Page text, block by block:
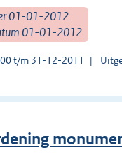
01-01-2012
01-01-2012
t/m 31-12-2011